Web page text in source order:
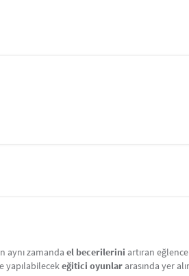
aynı zamanda el becerilerini artıran
yapılabilecekeğitici oyunlararasında yer